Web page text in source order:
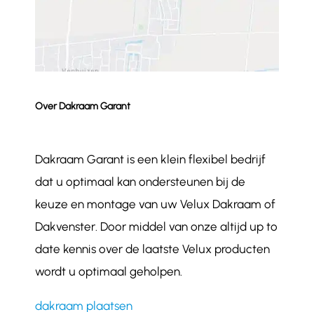
Over Dakraam Garant
Dakraam Garant is een klein flexibel bedrijf
dat u optimaal kan ondersteunen bij de
keuze en montage van uw Velux Dakraam of
Dakvenster. Door middel van onze altijd up to
date kennis over de laatste Velux producten
wordt u optimaal geholpen.
dakraam plaatsen